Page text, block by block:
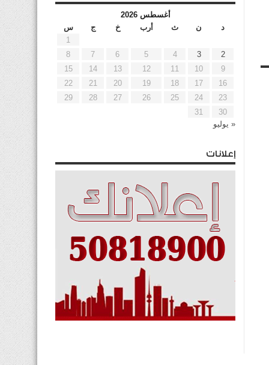
أغسطس 2026
د
ن ث أرب خ ج
س
1
2
3
4
5
6
7
8
9
10
11
12
13
14
15
16
17
18
19
20
21
22
23
24
25
26
27
28
29
30
31
« يوليو
إعلانات